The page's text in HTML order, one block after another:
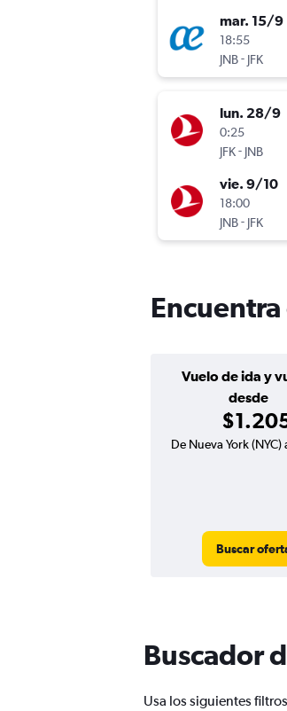
mar. 15/9
18:55
JNB- JFK
lun. 28/9
0:25
JFK- JNB
vie. 9/10
18:00
JNB- JFK
Vuelo de ida y
desde
De Nueva York (NYC)
Buscar
Buscador
Usa los siguientes